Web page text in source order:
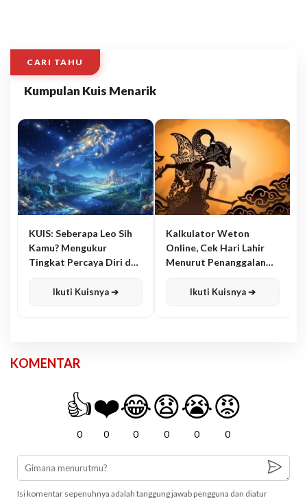
CARI TAHU
Kumpulan Kuis Menarik
KUIS: Seberapa Leo Sih
Kamu? Mengukur
Tingkat Percaya Diri dan
Ikuti Kuisnya ➔
Kalkulator Weton
Online, Cek Hari Lahir
Menurut Penanggalan
Ikuti Kuisnya ➔
KOMENTAR
👍
0
❤️
0
😂
0
😧
0
😭
0
😡
0
Isi komentar sepenuhnya adalah tanggung jawab pengguna dan diatur